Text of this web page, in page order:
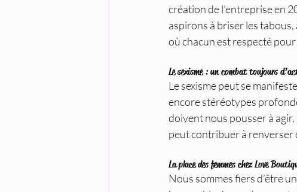
création de l’entreprise en
aspirons à briser les
où chacun est respecté
Le sexisme : un combat toujours
Le sexisme peut se
encore stéréotypes
doivent nous pousser à
peut contribuer à renverser
La place des femmes chez Love
Nous sommes fiers d’être